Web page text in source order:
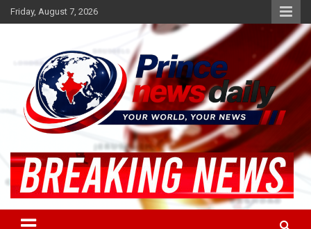
Skip
to
Friday, August 7, 2026
Princenews Daily